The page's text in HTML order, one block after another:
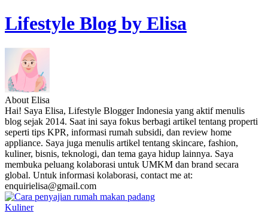
Lifestyle Blog by Elisa
About Elisa
Hai! Saya Elisa, Lifestyle Blogger Indonesia yang aktif menulis
blog sejak 2014. Saat ini saya fokus berbagi artikel tentang properti
seperti tips KPR, informasi rumah subsidi, dan review home
appliance. Saya juga menulis artikel tentang skincare, fashion,
kuliner, bisnis, teknologi, dan tema gaya hidup lainnya. Saya
membuka peluang kolaborasi untuk UMKM dan brand secara
global. Untuk informasi kolaborasi, contact me at:
enquirielisa@gmail.com
Posted
Kuliner